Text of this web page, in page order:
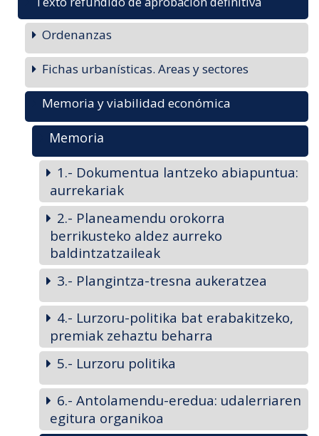
Ordenanzas
Fichas urbanísticas. Areas y sectores
Memoria y viabilidad económica
Memoria
1.- Dokumentua lantzeko abiapuntua:
aurrekariak
2.- Planeamendu orokorra
berrikusteko aldez aurreko
baldintzatzaileak
3.- Plangintza-tresna aukeratzea
4.- Lurzoru-politika bat erabakitzeko,
premiak zehaztu beharra
5.- Lurzoru politika
6.- Antolamendu-eredua: udalerriaren
egitura organikoa